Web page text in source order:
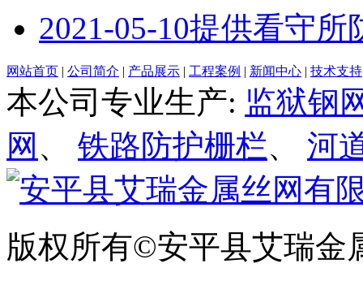
2021-05-10提供看守所
网站首页 | 公司简介 | 产品展示 | 工程案例 | 新闻中心 | 技术支持
本公司专业生产: 监狱钢
网 、 铁路防护栅栏、 河
版权所有©安平县艾瑞金